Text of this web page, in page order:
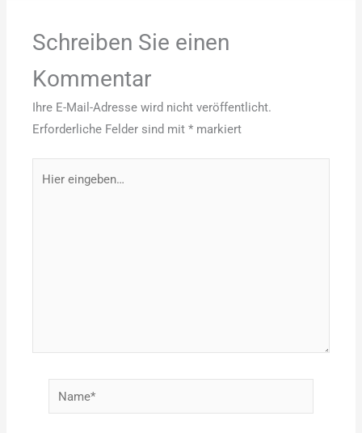
Schreiben Sie einen
Kommentar
Ihre E-Mail-Adresse wird nicht veröffentlicht.
Erforderliche Felder sind mit* markiert
eingeben…
Name*